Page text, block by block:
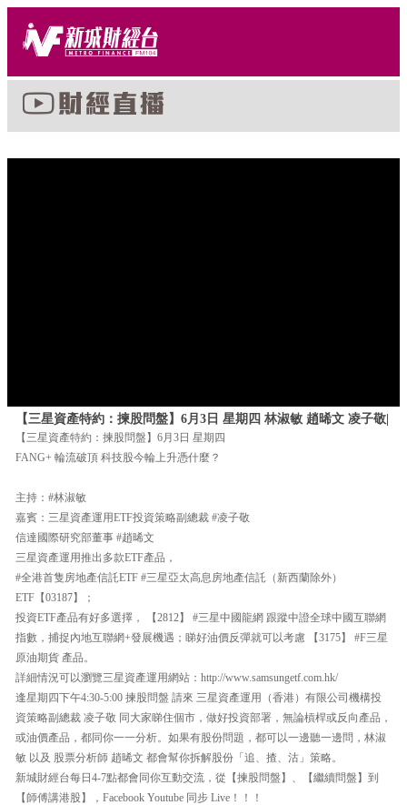
【三星資產特約：揀股問盤】6月3日 星期四 林淑敏 趙晞文 凌子敬|
【三星資產特約：揀股問盤】6月3日 星期四
FANG+ 輪流破頂 科技股今輪上升憑什麼？
主持：#林淑敏
嘉賓：三星資產運用ETF投資策略副總裁 #凌子敬
信達國際研究部董事 #趙晞文
三星資產運用推出多款ETF產品，
#全港首隻房地產信託ETF #三星亞太高息房地產信託（新西蘭除外）
ETF【03187】；
投資ETF產品有好多選擇， 【2812】 #三星中國龍網 跟蹤中證全球中國互聯網
指數，捕捉內地互聯網+發展機遇；睇好油價反彈就可以考慮 【3175】 #F三星
原油期貨 產品。
詳細情況可以瀏覽三星資產運用網站：http://www.samsungetf.com.hk/
逢星期四下午4:30-5:00 揀股問盤 請來 三星資產運用（香港）有限公司機構投
資策略副總裁 凌子敬 同大家睇住個市，做好投資部署，無論槓桿或反向產品，
或油價產品，都同你一一分析。如果有股份問題，都可以一邊聽一邊問，林淑
敏 以及 股票分析師 趙晞文 都會幫你拆解股份「追、揸、沽」策略。
新城財經台每日4-7點都會同你互動交流，從【揀股問盤】、【繼續問盤】到
【師傅講港股】，Facebook Youtube 同步 Live！！！